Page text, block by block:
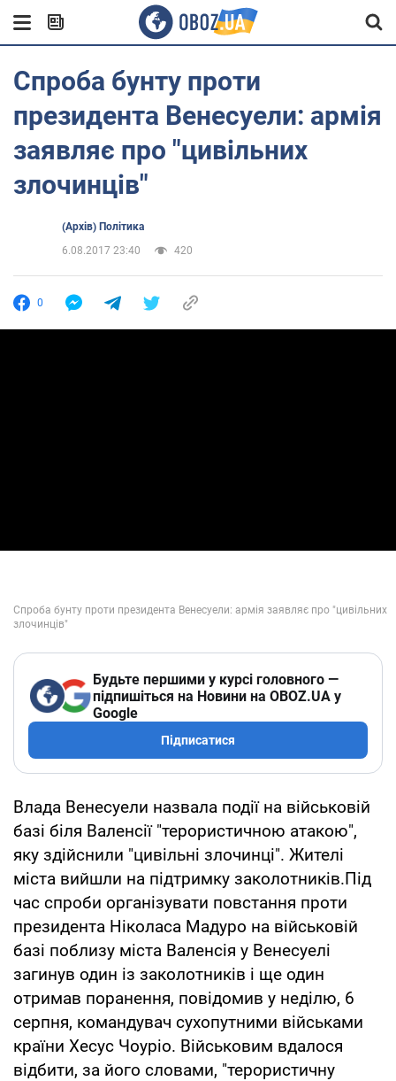
Спроба бунту проти
президента Венесуели: армія
заявляє про "цивільних
злочинців"
(Архів) Політика
6.08.2017 23:40
420
0
Будьте першими у курсі головного —
підпишіться на Новини на OBOZ.UA у
Google
Підписатися
Влада Венесуели назвала події на військовій
базі біля Валенсії "терористичною атакою",
яку здійснили "цивільні злочинці". Жителі
міста вийшли на підтримку заколотників.Під
час спроби організувати повстання проти
президента Ніколаса Мадуро на військовій
базі поблизу міста Валенсія у Венесуелі
загинув один із заколотників і ще один
отримав поранення, повідомив у неділю, 6
серпня, командувач сухопутними військами
країни Хесус Чоуріо. Військовим вдалося
відбити, за його словами, "терористичну